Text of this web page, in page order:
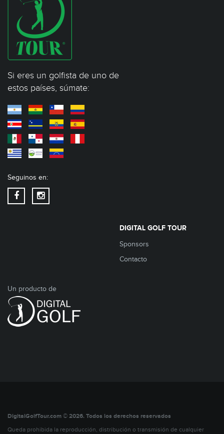
Si eres un golfista de uno de
estos países, súmate:
Seguinos en:
DIGITAL GOLF TOUR
Sponsors
Contacto
Un producto de
DigitalGolfTour.com © 2026. Todos los derechos reservados
Queda prohibida la reproducción, distribución o transmisión de cualquier